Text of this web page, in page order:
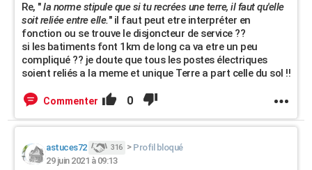
Re, "la norme stipule que si tu recrées une terre, il faut qu'elle
soit reliée entre elle." il faut peut etre interpréter en
fonction ou se trouve le disjoncteur de service ??
si les batiments font 1km de long ca va etre un peu
compliqué ?? je doute que tous les postes électriques
soient reliés a la meme et unique Terre a part celle du sol !!
Commenter 0
astuces72 316 > Profil bloqué
29 juin 2021 à 09:13